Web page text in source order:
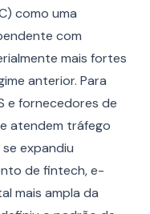
como uma
com
mais fortes
anterior. Para
e fornecedores de
atendem tráfego
expandiu
de fintech, e-
mais ampla da